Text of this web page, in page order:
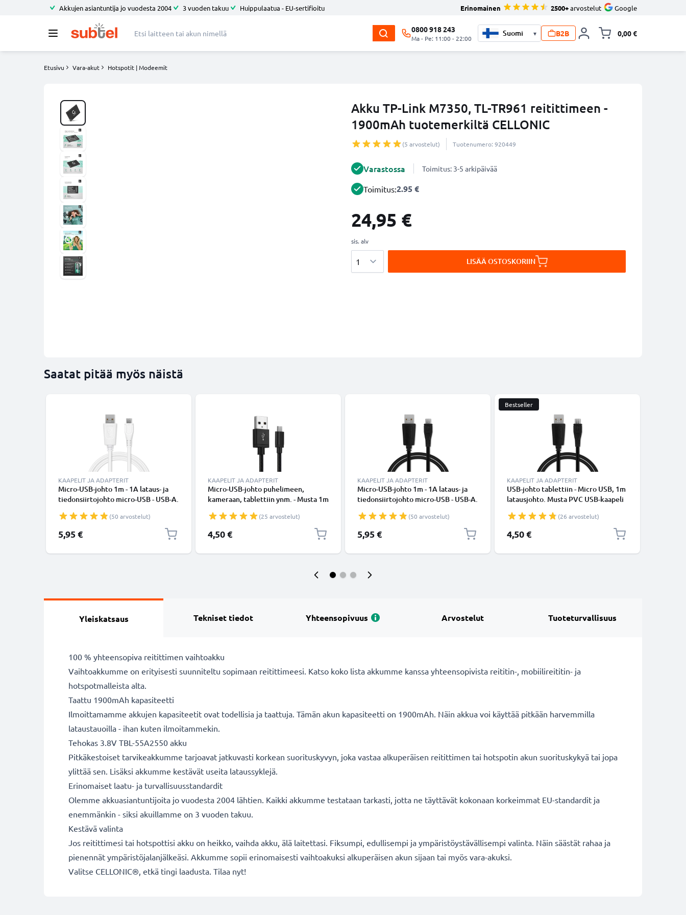
Akkujen asiantuntija jo vuodesta 2004 3 vuoden takuu Huippulaatua - EU-sertifioitu Erinomainen 2500+arvostelut Google
0800 918 243
Ma - Pe: 11:00 - 22:00
▾ B2B 0,00 €
Etusivu Vara-akut Hotspotit | Modeemit
Akku TP-Link M7350, TL-TR961 reitittimeen -
1900mAh tuotemerkiltä CELLONIC
(5 arvostelut) Tuotenumero: 920449
Varastossa Toimitus: 3-5 arkipäivää
Toimitus:2.95 €
24,95 €
sis. alv
LISÄÄ OSTOSKORIIN
Saatat pitää myös näistä
KAAPELIT JA ADAPTERIT
Micro-USB-johto 1m - 1A lataus- ja
tiedonsiirtojohto micro-USB - USB-A.
(50 arvostelut)
5,95 €
KAAPELIT JA ADAPTERIT
Micro-USB-johto puhelimeen,
kameraan, tablettiin ynm. - Musta 1m
(25 arvostelut)
4,50 €
KAAPELIT JA ADAPTERIT
Micro-USB-johto 1m - 1A lataus- ja
tiedonsiirtojohto micro-USB - USB-A.
(50 arvostelut)
5,95 €
Bestseller
KAAPELIT JA ADAPTERIT
USB-johto tablettiin - Micro USB, 1m
latausjohto. Musta PVC USB-kaapeli
(26 arvostelut)
4,50 €
Yleiskatsaus Tekniset tiedot Yhteensopivuus Arvostelut Tuoteturvallisuus
100 % yhteensopiva reitittimen vaihtoakku
Vaihtoakkumme on erityisesti suunniteltu sopimaan reitittimeesi. Katso koko lista akkumme kanssa yhteensopivista reititin-, mobiilireititin- ja
hotspotmalleista alta.
Taattu 1900mAh kapasiteetti
Ilmoittamamme akkujen kapasiteetit ovat todellisia ja taattuja. Tämän akun kapasiteetti on 1900mAh. Näin akkua voi käyttää pitkään harvemmilla
lataustauoilla - ihan kuten ilmoitammekin.
Tehokas 3.8V TBL-55A2550 akku
Pitkäkestoiset tarvikeakkumme tarjoavat jatkuvasti korkean suorituskyvyn, joka vastaa alkuperäisen reitittimen tai hotspotin akun suorituskykyä tai jopa
ylittää sen. Lisäksi akkumme kestävät useita lataussyklejä.
Erinomaiset laatu- ja turvallisuusstandardit
Olemme akkuasiantuntijoita jo vuodesta 2004 lähtien. Kaikki akkumme testataan tarkasti, jotta ne täyttävät kokonaan korkeimmat EU-standardit ja
enemmänkin - siksi akuillamme on 3 vuoden takuu.
Kestävä valinta
Jos reitittimesi tai hotspottisi akku on heikko, vaihda akku, älä laitettasi. Fiksumpi, edullisempi ja ympäristöystävällisempi valinta. Näin säästät rahaa ja
pienennät ympäristöjalanjälkeäsi. Akkumme sopii erinomaisesti vaihtoakuksi alkuperäisen akun sijaan tai myös vara-akuksi.
Valitse CELLONIC®, etkä tingi laadusta. Tilaa nyt!